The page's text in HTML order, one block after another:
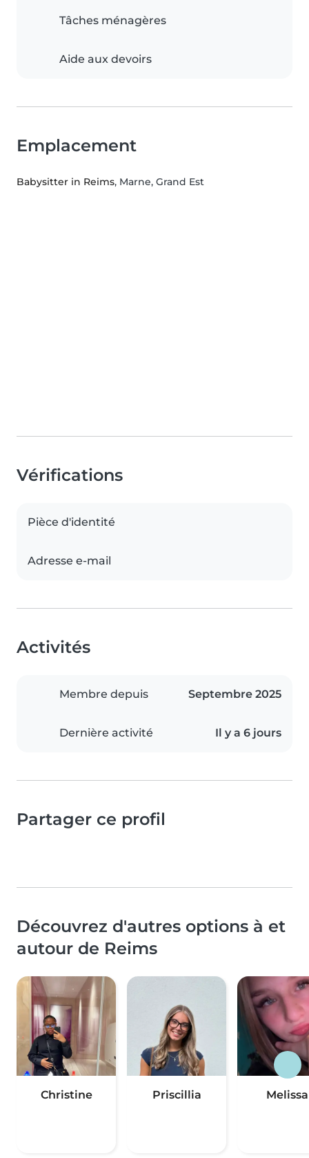
Tâches ménagères
Aide aux devoirs
Emplacement
Babysitter in Reims, Marne, Grand Est
Vérifications
Pièce d'identité
Adresse e-mail
Activités
Membre depuis Septembre 2025
Dernière activité Il y a 6 jours
Partager ce profil
Découvrez d'autres options à et
autour de Reims
Christine Priscillia Melissa